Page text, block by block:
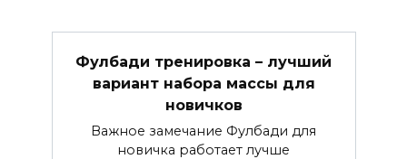
Фулбади тренировка – лучший
вариант набора массы для
новичков
Важное замечание Фулбади для
новичка работает лучше